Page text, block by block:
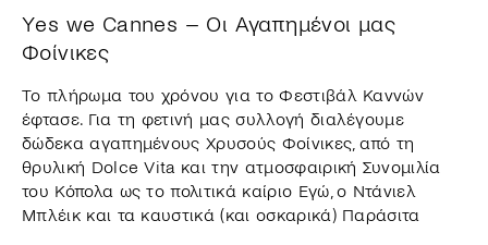
Υes we Cannes – Οι Αγαπημένοι μας
Φοίνικες
Το πλήρωμα του χρόνου για το Φεστιβάλ Καννών
έφτασε. Για τη φετινή μας συλλογή διαλέγουμε
δώδεκα αγαπημένους Χρυσούς Φοίνικες, από τη
θρυλική Dolce Vita και την ατμοσφαιρική Συνομιλία
του Κόπολα ως τo πολιτικά καίριο Eγώ, ο Ντάνιελ
Μπλέικ και τα καυστικά (και οσκαρικά) Παράσιτα